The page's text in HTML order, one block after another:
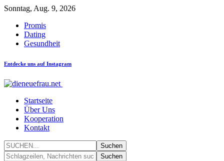
Sonntag, Aug. 9, 2026
Promis
Dating
Gesundheit
Entdecke uns auf Instagram
Startseite
Über Uns
Kooperation
Kontakt